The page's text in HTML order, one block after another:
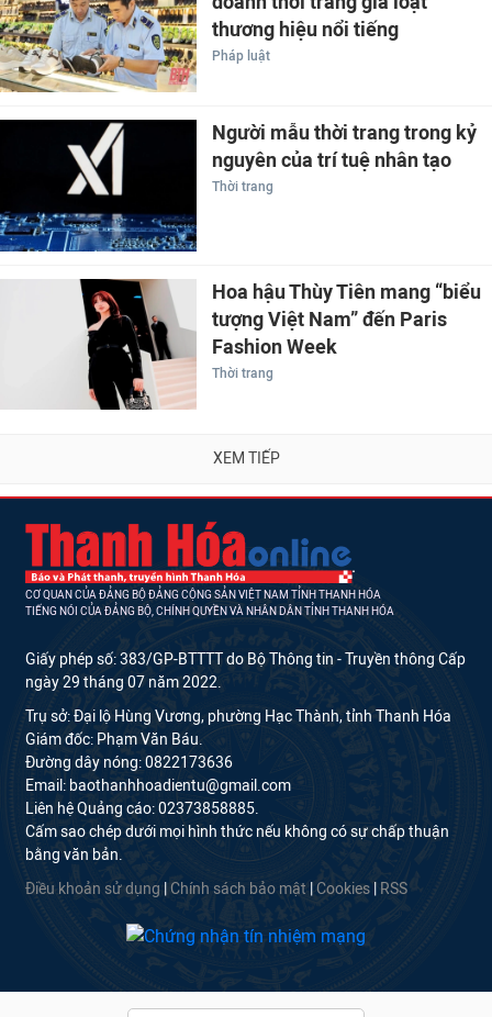
thương hiệu nổi tiếng
Pháp luật
Người mẫu thời trang trong kỷ
nguyên của trí tuệ nhân tạo
Thời trang
Hoa hậu Thùy Tiên mang “biểu
tượng Việt Nam” đến Paris
Fashion Week
Thời trang
XEM TIẾP
CƠ QUAN CỦA ĐẢNG BỘ ĐẢNG CỘNG SẢN VIỆT NAM TỈNH THANH HÓA
TIẾNG NÓI CỦA ĐẢNG BỘ, CHÍNH QUYỀN VÀ NHÂN DÂN TỈNH THANH HÓA
Giấy phép số: 383/GP-BTTTT do Bộ Thông tin - Truyền thông Cấp
ngày 29 tháng 07 năm 2022.
Trụ sở: Đại lộ Hùng Vương, phường Hạc Thành, tỉnh Thanh Hóa
Giám đốc: Phạm Văn Báu.
Đường dây nóng: 0822173636
Email: baothanhhoadientu@gmail.com
Liên hệ Quảng cáo: 02373858885.
Cấm sao chép dưới mọi hình thức nếu không có sự chấp thuận
bằng văn bản.
Điều khoản sử dụng Chính sách bảo mật Cookies RSS